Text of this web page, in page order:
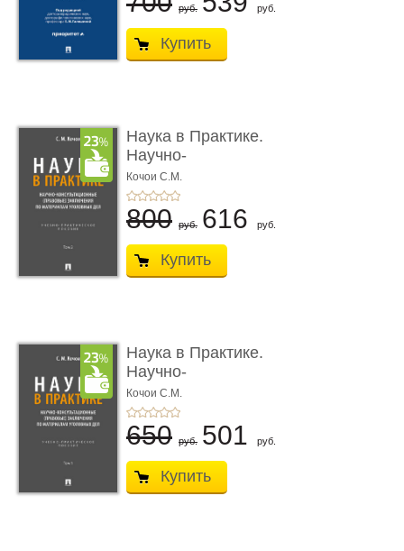
руб. руб.
Купить
Наука в Практике.
Научно-
консультационные (пра
...
Кочои С.М.
800 руб. 616 руб.
Купить
Наука в Практике.
Научно-
консультационные (пра
...
Кочои С.М.
650 руб. 501 руб.
Купить